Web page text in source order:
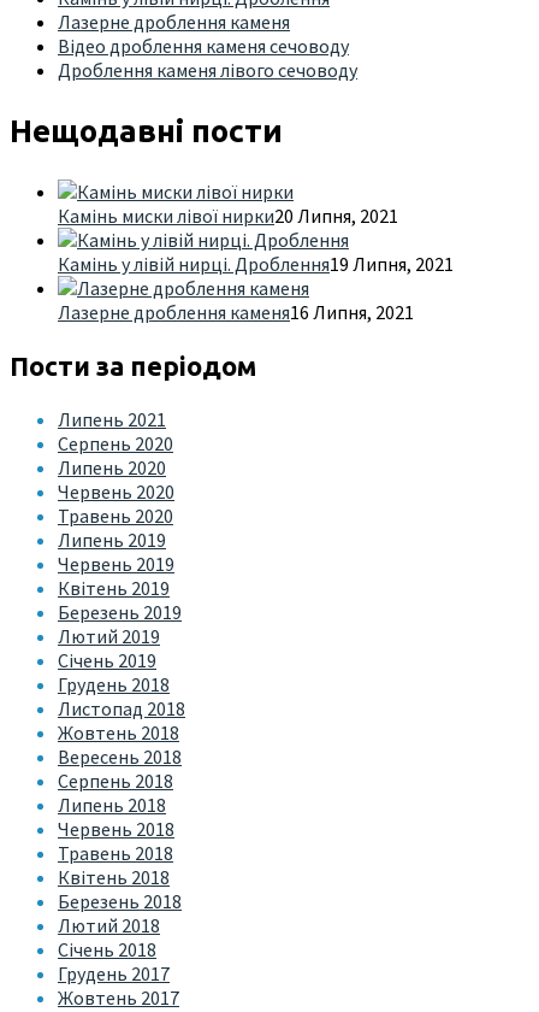
Лазерне дроблення каменя
Відео дроблення каменя сечоводу
Дроблення каменя лівого сечоводу
Нещодавні пости
Камінь миски лівої нирки20 Липня, 2021
Камінь у лівій нирці. Дроблення19 Липня, 2021
Лазерне дроблення каменя16 Липня, 2021
Пости за періодом
Липень 2021
Серпень 2020
Липень 2020
Червень 2020
Травень 2020
Липень 2019
Червень 2019
Квітень 2019
Березень 2019
Лютий 2019
Січень 2019
Грудень 2018
Листопад 2018
Жовтень 2018
Вересень 2018
Серпень 2018
Липень 2018
Червень 2018
Травень 2018
Квітень 2018
Березень 2018
Лютий 2018
Січень 2018
Грудень 2017
Жовтень 2017